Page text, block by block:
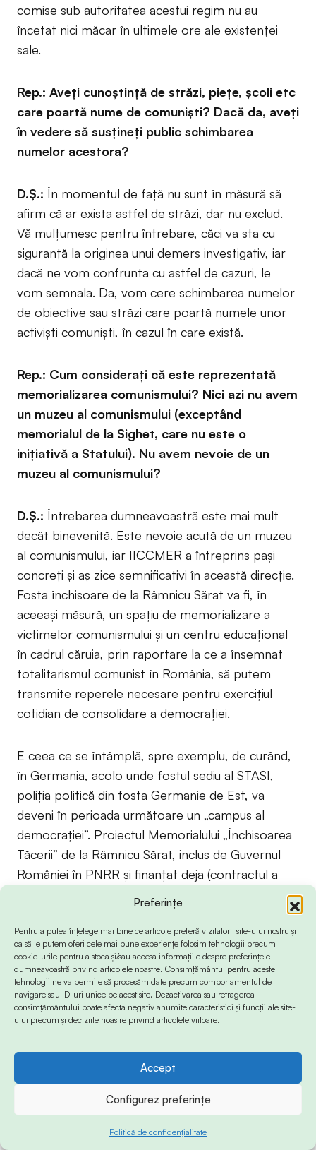
Preferințe
Pentru a putea înțelege mai bine ce articole preferă vizitatorii site-ului nostru și
ca să le putem oferi cele mai bune experiențe folosim tehnologii precum
cookie-urile pentru a stoca și/sau accesa informațiile despre preferințele
dumneavoastră privind articolele noastre. Consimțământul pentru aceste
tehnologii ne va permite să procesăm date precum comportamentul de
navigare sau ID-uri unice pe acest site. Dezactivarea sau retragerea
consimțământului poate afecta negativ anumite caracteristici și funcții ale site-
ului precum și deciziile noastre privind articolele viitoare.
Accept
Configurez preferințe
Politică de confidențialitate
comise sub autoritatea acestui regim nu au
încetat nici măcar în ultimele ore ale existenței
sale.
Rep.: Aveți cunoștință de străzi, piețe, școli etc
care poartă nume de comuniști? Dacă da, aveți
în vedere să susțineți public schimbarea
numelor acestora?
D.Ș.: În momentul de față nu sunt în măsură să
afirm că ar exista astfel de străzi, dar nu exclud.
Vă mulțumesc pentru întrebare, căci va sta cu
siguranță la originea unui demers investigativ, iar
dacă ne vom confrunta cu astfel de cazuri, le
vom semnala. Da, vom cere schimbarea numelor
de obiective sau străzi care poartă numele unor
activiști comuniști, în cazul în care există.
Rep.: Cum considerați că este reprezentată
memorializarea comunismului? Nici azi nu avem
un muzeu al comunismului (exceptând
memorialul de la Sighet, care nu este o
inițiativă a Statului). Nu avem nevoie de un
muzeu al comunismului?
D.Ș.: Întrebarea dumneavoastră este mai mult
decât binevenită. Este nevoie acută de un muzeu
al comunismului, iar IICCMER a întreprins pași
concreți și aș zice semnificativi în această direcție.
Fosta închisoare de la Râmnicu Sărat va fi, în
aceeași măsură, un spațiu de memorializare a
victimelor comunismului și un centru educațional
în cadrul căruia, prin raportare la ce a însemnat
totalitarismul comunist în România, să putem
transmite reperele necesare pentru exercițiul
cotidian de consolidare a democrației.
E ceea ce se întâmplă, spre exemplu, de curând,
în Germania, acolo unde fostul sediu al STASI,
poliția politică din fosta Germanie de Est, va
deveni în perioada următoare un „campus al
democrației”. Proiectul Memorialului „Închisoarea
Tăcerii” de la Râmnicu Sărat, inclus de Guvernul
României în PNRR și finanțat deja (contractul a
fost semnat pe 6 octombrie 2022) va începe să
devină realitate încă din acest an și va fi finalizat în
2026. Nu ne propunem să intrăm în competiție
cu alternativele private de memorializare a răului
politic specific totalitarismului comunist,
considerăm că acestea sunt binevenite și sunt, ca
intelectual public, un admirator al efortului
echipa domniei sale de la Fundația Academia
Civică în direcția Memorialului de la Sighet și a
celorlalte forme de menținere în conștiința
socială a impactului negativ pe care acest regim l-
a avut în istoria României.